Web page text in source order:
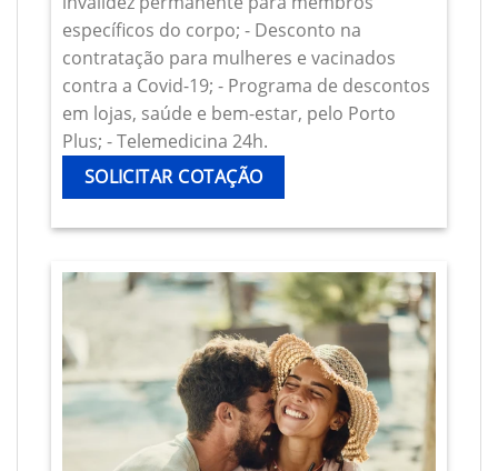
específicos do corpo; - Desconto na
contratação para mulheres e vacinados
contra a Covid-19; - Programa de descontos
em lojas, saúde e bem-estar, pelo Porto
Plus; - Telemedicina 24h.
SOLICITAR COTAÇÃO